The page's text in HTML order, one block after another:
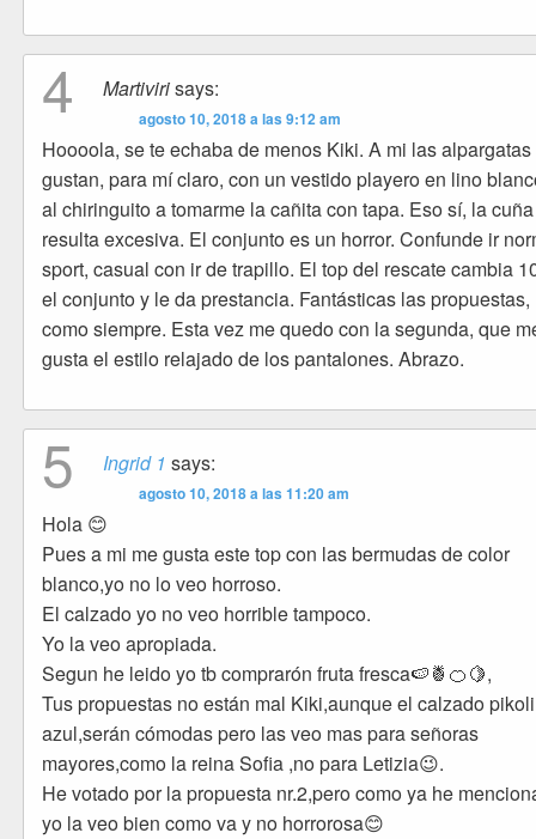
4 Martivirisays:
agosto 10, 2018 a las 9:12 am
Hoooola, se te echaba de menos Kiki. A mi las alpargatas
gustan, para mí claro, con un vestido playero en lino
al chiringuito a tomarme la cañita con tapa. Eso sí, la
resulta excesiva. El conjunto es un horror. Confunde ir
sport, casual con ir de trapillo. El top del rescate cambia
el conjunto y le da prestancia. Fantásticas las propuestas,
como siempre. Esta vez me quedo con la segunda, que
gusta el estilo relajado de los pantalones. Abrazo.
5 Ingrid 1 says:
agosto 10, 2018 a las 11:20 am
Hola 😊
Pues a mi me gusta este top con las bermudas de color
blanco,yo no lo veo horroso.
El calzado yo no veo horrible tampoco.
Yo la veo apropiada.
Segun he leido yo tb comprarón fruta fresca🍉🍍🍊🍋,
Tus propuestas no están mal Kiki,aunque el calzado
azul,serán cómodas pero las veo mas para señoras
mayores,como la reina Sofia ,no para Letizia😉.
He votado por la propuesta nr.2,pero como ya he
yo la veo bien como va y no horrorosa😊